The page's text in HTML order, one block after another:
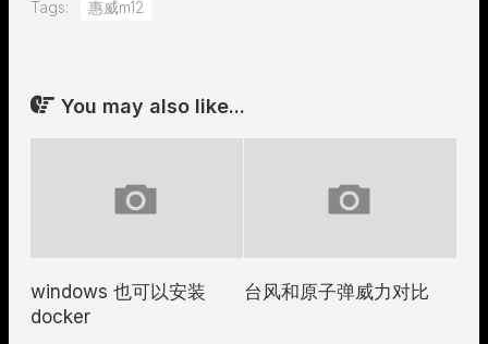
Tags: 惠威m12
You may also like...
windows 也可以安装
docker
台风和原子弹威力对比